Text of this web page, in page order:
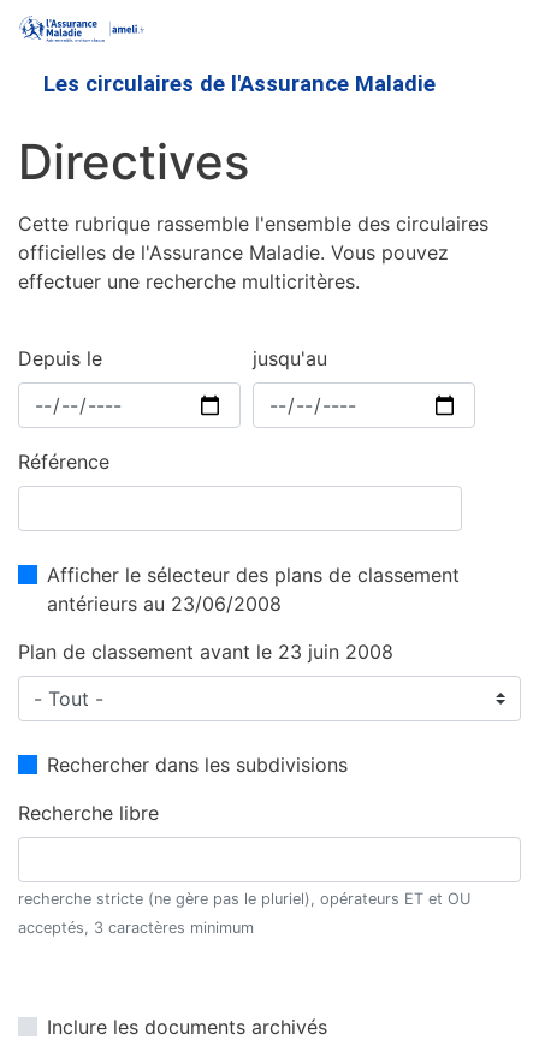
contenu
Les circulaires de l'Assurance Maladie
Directives
Cette rubrique rassemble l'ensemble des circulaires
officielles de l'Assurance Maladie. Vous pouvez
effectuer une recherche multicritères.
Depuis le jusqu'au
Référence
Afficher le sélecteur des plans de classement
antérieurs au 23/06/2008
Plan de classement avant le 23 juin 2008
Rechercher dans les subdivisions
Recherche libre
recherche stricte (ne gère pas le pluriel), opérateurs ET et OU
acceptés, 3 caractères minimum
Inclure les documents archivés